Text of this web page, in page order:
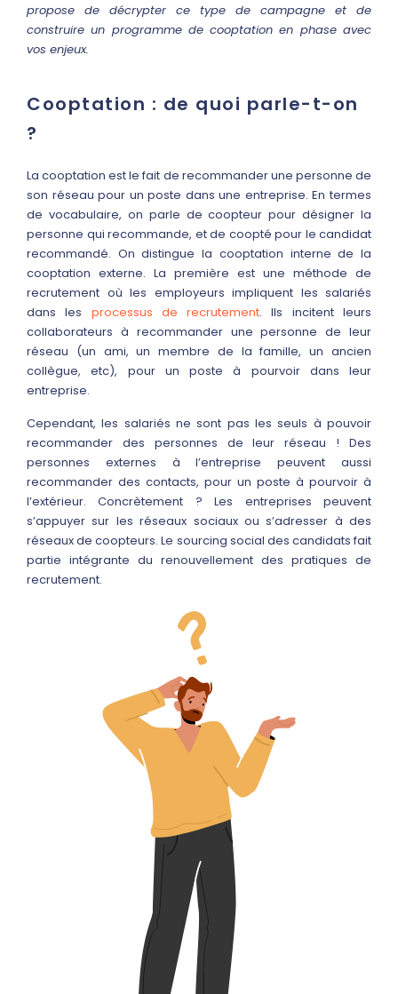
propose de décrypter ce type de campagne et de
construire un programme de cooptation en phase avec
vos enjeux.
Cooptation : de quoi parle-t-on
?
La cooptation est le fait de recommander une personne de
son réseau pour un poste dans une entreprise. En termes
de vocabulaire, on parle de coopteur pour désigner la
personne qui recommande, et de coopté pour le candidat
recommandé. On distingue la cooptation interne de la
cooptation externe. La première est une méthode de
recrutement où les employeurs impliquent les salariés
dans les processus de recrutement. Ils incitent leurs
collaborateurs à recommander une personne de leur
réseau (un ami, un membre de la famille, un ancien
collègue, etc), pour un poste à pourvoir dans leur
entreprise.
Cependant, les salariés ne sont pas les seuls à pouvoir
recommander des personnes de leur réseau ! Des
personnes externes à l’entreprise peuvent aussi
recommander des contacts, pour un poste à pourvoir à
l’extérieur. Concrètement ? Les entreprises peuvent
s’appuyer sur les réseaux sociaux ou s’adresser à des
réseaux de coopteurs. Le sourcing social des candidats fait
partie intégrante du renouvellement des pratiques de
recrutement.